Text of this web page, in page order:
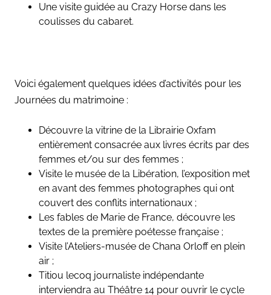
Une visite guidée au Crazy Horse dans les
coulisses du cabaret.
Voici également quelques idées d’activités pour les
Journées du matrimoine :
Découvre la vitrine de la Librairie Oxfam
entièrement consacrée aux livres écrits par des
femmes et/ou sur des femmes ;
Visite le musée de la Libération, l’exposition met
en avant des femmes photographes qui ont
couvert des conflits internationaux ;
Les fables de Marie de France, découvre les
textes de la première poétesse française ;
Visite l’Ateliers-musée de Chana Orloff en plein
air ;
Titiou lecoq journaliste indépendante
interviendra au Théâtre 14 pour ouvrir le cycle